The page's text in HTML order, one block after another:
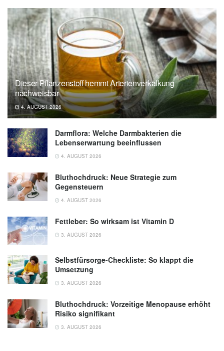
Dieser Pflanzenstoff hemmt Arterienverkalkung
nachweisbar
4. AUGUST 2026
Darmflora: Welche Darmbakterien die
Lebenserwartung beeinflussen
4. AUGUST 2026
Bluthochdruck: Neue Strategie zum
Gegensteuern
4. AUGUST 2026
Fettleber: So wirksam ist Vitamin D
3. AUGUST 2026
Selbstfürsorge-Checkliste: So klappt die
Umsetzung
3. AUGUST 2026
Bluthochdruck: Vorzeitige Menopause erhöht
Risiko signifikant
3. AUGUST 2026